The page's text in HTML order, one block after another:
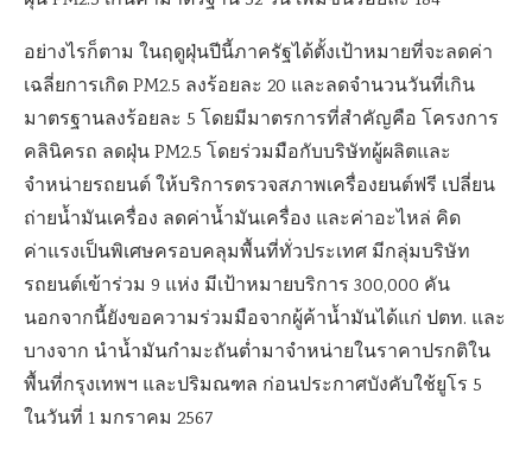
อย่างไรก็ตาม ในฤดูฝุ่นปีนี้ภาครัฐได้ตั้งเป้าหมายที่จะลดค่า
เฉลี่ยการเกิด PM2.5 ลงร้อยละ 20 และลดจำนวนวันที่เกิน
มาตรฐานลงร้อยละ 5 โดยมีมาตรการที่สำคัญคือ โครงการ
คลินิครถ ลดฝุ่น PM2.5 โดยร่วมมือกับบริษัทผู้ผลิตและ
จำหน่ายรถยนต์ ให้บริการตรวจสภาพเครื่องยนต์ฟรี เปลี่ยน
ถ่ายน้ำมันเครื่อง ลดค่าน้ำมันเครื่อง และค่าอะไหล่ คิด
ค่าแรงเป็นพิเศษครอบคลุมพื้นที่ทั่วประเทศ มีกลุ่มบริษัท
รถยนต์เข้าร่วม 9 แห่ง มีเป้าหมายบริการ 300,000 คัน
นอกจากนี้ยังขอความร่วมมือจากผู้ค้าน้ำมันได้แก่ ปตท. และ
บางจาก นำน้ำมันกำมะถันต่ำมาจำหน่ายในราคาปรกติใน
พื้นที่กรุงเทพฯ และปริมณฑล ก่อนประกาศบังคับใช้ยูโร 5
ในวันที่ 1 มกราคม 2567